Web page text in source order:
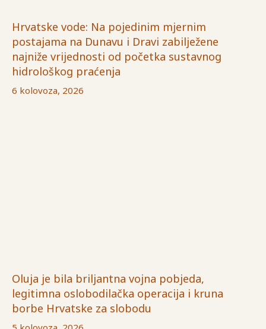
Hrvatske vode: Na pojedinim mjernim
postajama na Dunavu i Dravi zabilježene
najniže vrijednosti od početka sustavnog
hidrološkog praćenja
6 kolovoza, 2026
Oluja je bila briljantna vojna pobjeda,
legitimna oslobodilačka operacija i kruna
borbe Hrvatske za slobodu